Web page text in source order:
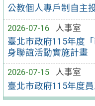
公教個人專戶制自主
2026-07-16
人事室
臺北市政府115年度
身聯誼活動實施計畫
2026-07-15
人事室
臺北市政府115年度